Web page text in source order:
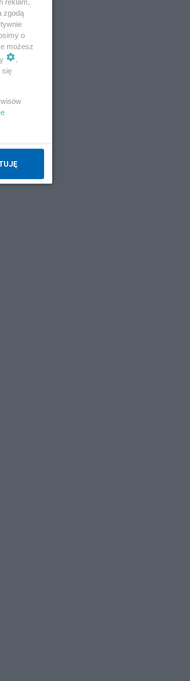
zgodą
o
możesz
.
się